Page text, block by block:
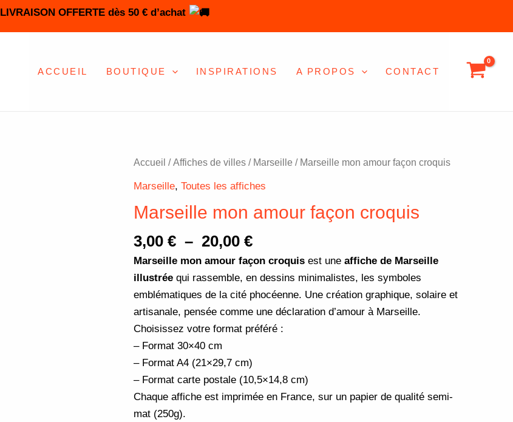
LIVRAISON OFFERTE dès 50 € d’achat
ACCUEIL BOUTIQUE INSPIRATIONS A PROPOS CONTACT
Accueil /Affiches de villes / Marseille / Marseille mon amour façon croquis
Marseille,Toutes les affiches
Marseille mon amour façon croquis
3,00€ – 20,00€
Plage
3,00 €
20,00 €
Marseille mon amour façon croquis est uneaffiche de Marseille
illustrée qui rassemble, en dessins minimalistes, les symboles
emblématiques de la cité phocéenne. Une création graphique, solaire et
artisanale, pensée comme une déclaration d’amour à Marseille.
Choisissez votre format préféré :
– Format 30×40 cm
– Format A4 (21×29,7 cm)
– Format carte postale (10,5×14,8 cm)
Chaque affiche est imprimée en France, sur un papier de qualité semi-
mat (250g).
quantité
mon
façon
croquis